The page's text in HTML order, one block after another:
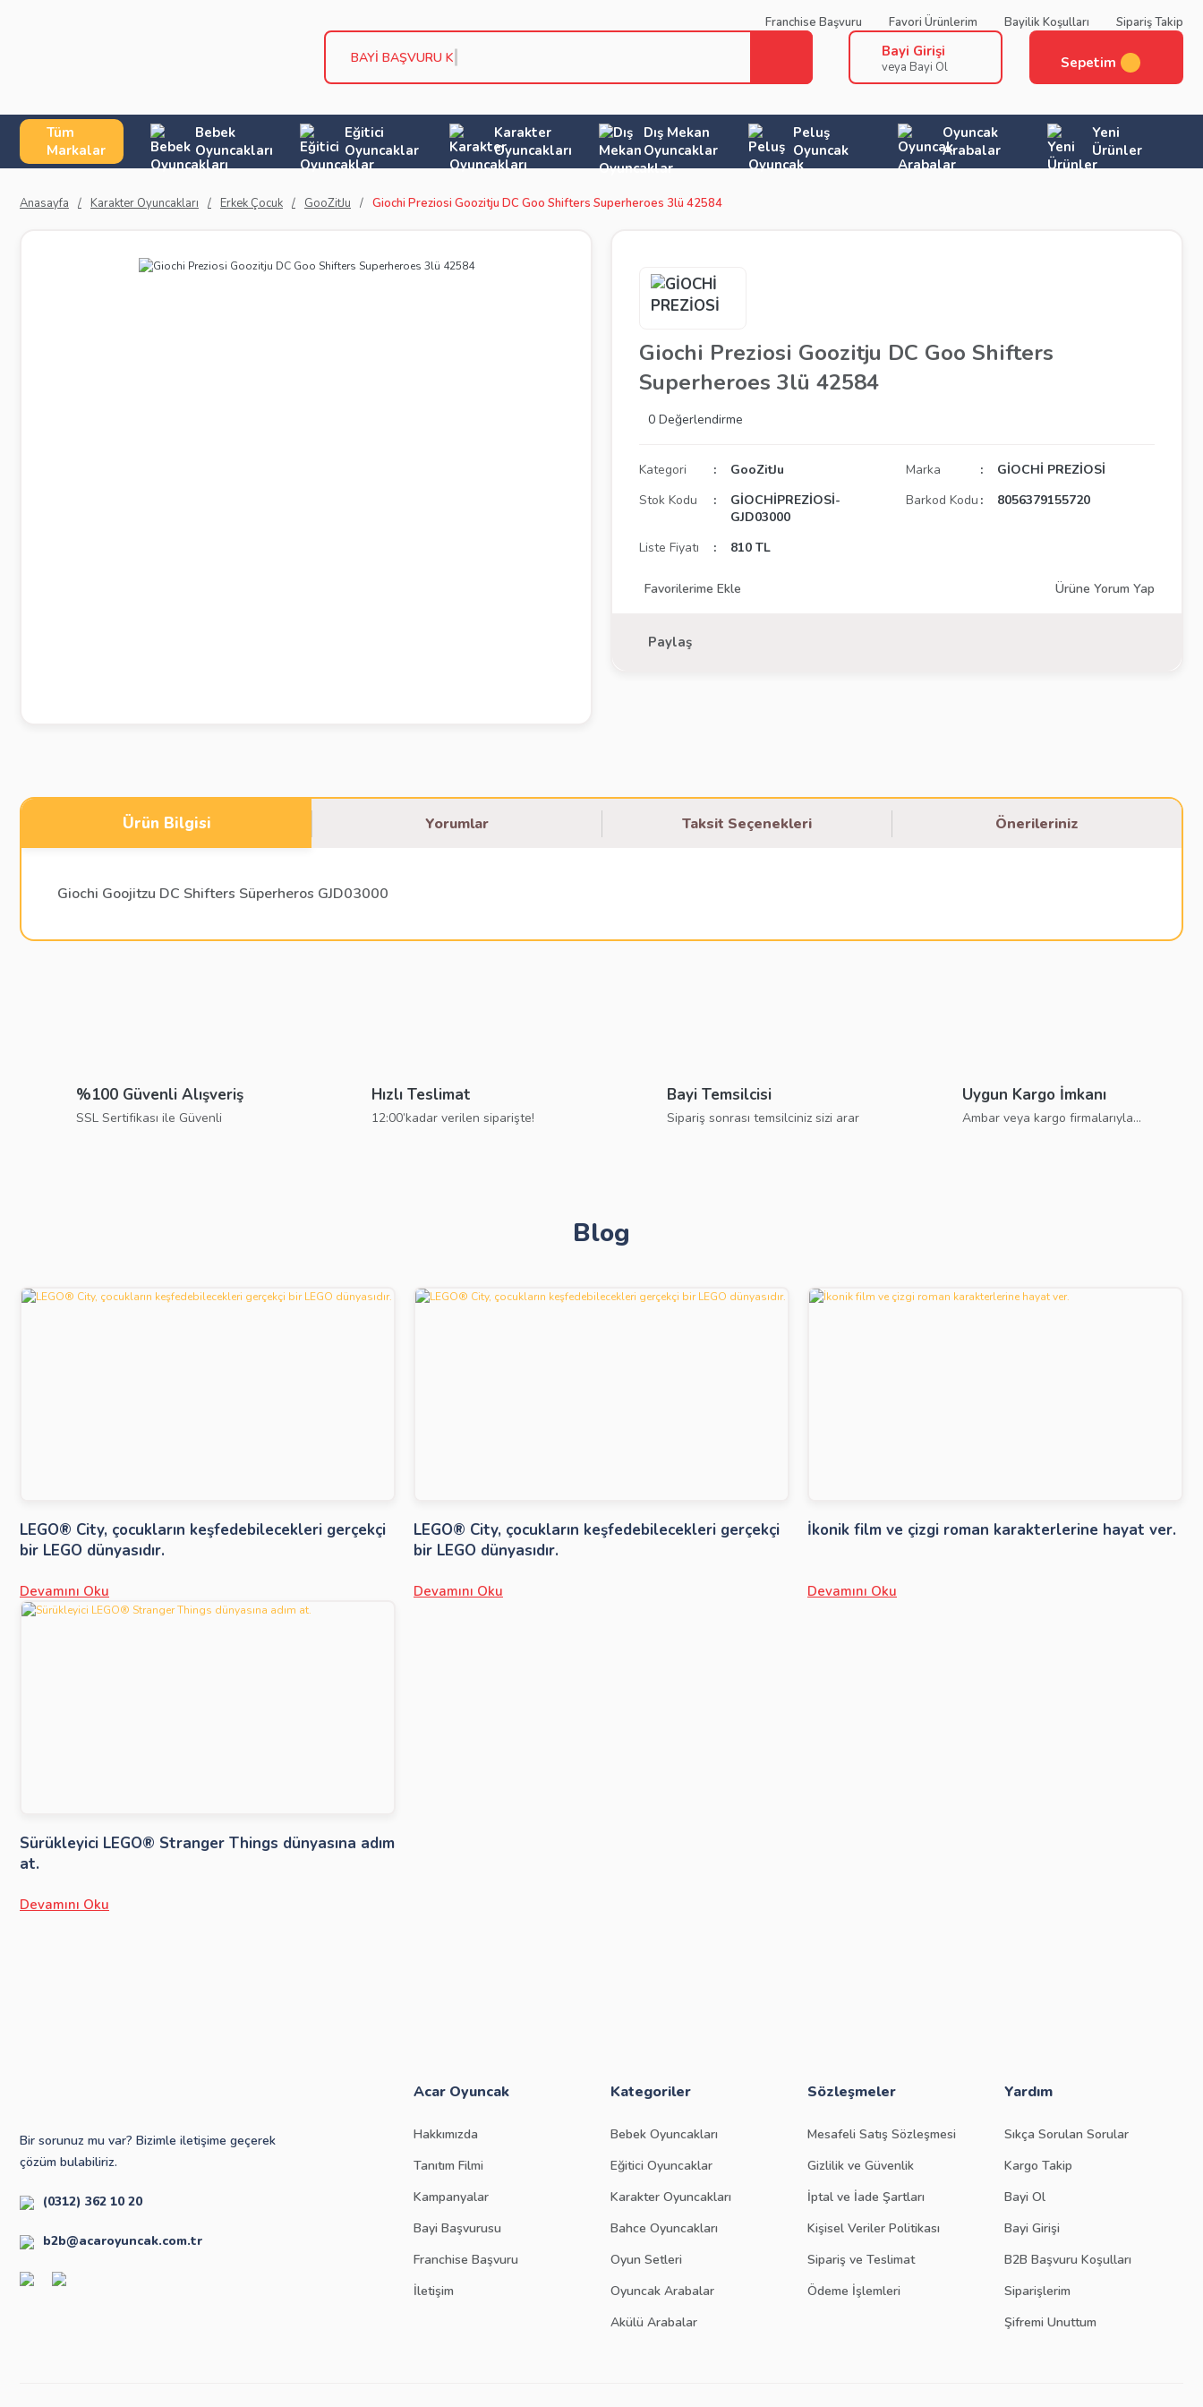
Franchise Başvuru Favori Ürünlerim Bayilik Koşulları Sipariş Takip
BAYİ BAŞVURU KOŞU Bayi Girişi
veya Bayi Ol Sepetim
Tüm
Markalar
Bebek
Oyuncakları
Eğitici
Oyuncaklar
Karakter
Oyuncakları
Dış Mekan
Oyuncaklar
Peluş
Oyuncak
Oyuncak
Arabalar
Yeni
Ürünler
Anasayfa Karakter Oyuncakları Erkek Çocuk GooZitJu Giochi Preziosi Goozitju DC Goo Shifters Superheroes 3lü 42584
Giochi Preziosi Goozitju DC Goo Shifters
Superheroes 3lü 42584
0 Değerlendirme
Kategori GooZitJu Marka
GİOCHİ PREZİOSİ
Stok Kodu
GİOCHİPREZİOSİ-
GJD03000
Barkod Kodu 8056379155720
Liste Fiyatı 810 TL
Ürüne Yorum Yap
Paylaş
Ürün Bilgisi Yorumlar Taksit Seçenekleri Önerileriniz
Giochi Goojitzu DC Shifters Süperheros GJD03000
Ürün bilgilerinde hatalar bulunuyor.
%100 Güvenli Alışveriş
SSL Sertifikası ile Güvenli
Hızlı Teslimat
12:00’kadar verilen siparişte!
Bayi Temsilcisi
Sipariş sonrası temsilciniz sizi arar
Uygun Kargo İmkanı
Ambar veya kargo firmalarıyla...
Blog
LEGO® City, çocukların keşfedebilecekleri gerçekçi
bir LEGO dünyasıdır.
Devamını Oku
LEGO® City, çocukların keşfedebilecekleri gerçekçi
bir LEGO dünyasıdır.
Devamını Oku
İkonik film ve çizgi roman karakterlerine hayat ver.
Devamını Oku
Sürükleyici LEGO® Stranger Things dünyasına adım
at.
Devamını Oku
Bir sorunuz mu var? Bizimle iletişime geçerek
çözüm bulabiliriz.
(0312) 362 10 20
b2b@acaroyuncak.com.tr
Acar Oyuncak
Hakkımızda
Tanıtım Filmi
Kampanyalar
Bayi Başvurusu
Franchise Başvuru
İletişim
Kategoriler
Bebek Oyuncakları
Eğitici Oyuncaklar
Karakter Oyuncakları
Bahce Oyuncakları
Oyun Setleri
Oyuncak Arabalar
Akülü Arabalar
Sözleşmeler
Mesafeli Satış Sözleşmesi
Gizlilik ve Güvenlik
İptal ve İade Şartları
Kişisel Veriler Politikası
Sipariş ve Teslimat
Ödeme İşlemleri
Yardım
Sıkça Sorulan Sorular
Kargo Takip
Bayi Ol
Bayi Girişi
B2B Başvuru Koşulları
Siparişlerim
Şifremi Unuttum